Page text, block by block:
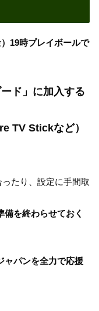
19時プレイボールで
ド」に加入する
TV Stickなど）
たり、設定に手間取
を終わらせておく
ャパンを全力で応援